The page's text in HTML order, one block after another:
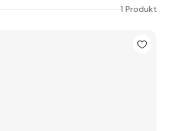
1 Produkt